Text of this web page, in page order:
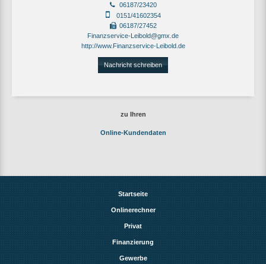
06187/23420
0151/41602354
06187/27452
Finanzservice-Leibold@gmx.de
http://www.Finanzservice-Leibold.de
Nachricht schreiben
zu Ihren
Online-Kundendaten
Startseite
Onlinerechner
Privat
Finanzierung
Gewerbe